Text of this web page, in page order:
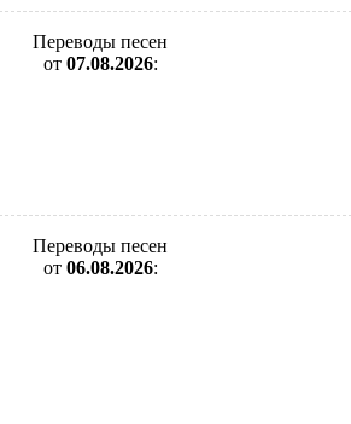
Переводы песен
от 07.08.2026:
Переводы песен
от 06.08.2026: